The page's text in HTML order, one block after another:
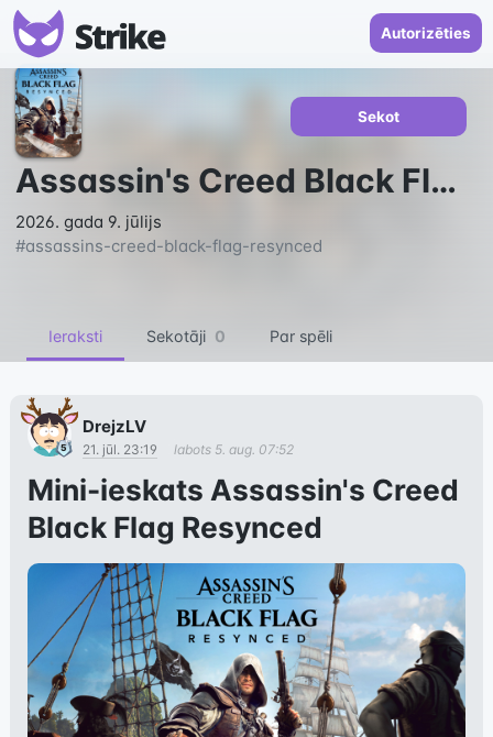
Autorizēties
Assassin's Creed Black Flag Resynced
2026. gada 9. jūlijs
#assassins-creed-black-flag-resynced
Sekot
Ieraksti Sekotāji 0 Par spēli
DrejzLV
21. jūl. 23:19 labots 5. aug. 07:52
Mini-ieskats Assassin's Creed
Black Flag Resynced